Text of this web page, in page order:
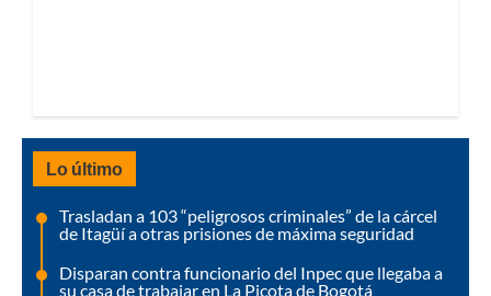
Lo último
Trasladan a 103 “peligrosos criminales” de la cárcel
de Itagüí a otras prisiones de máxima seguridad
Disparan contra funcionario del Inpec que llegaba a
su casa de trabajar en La Picota de Bogotá